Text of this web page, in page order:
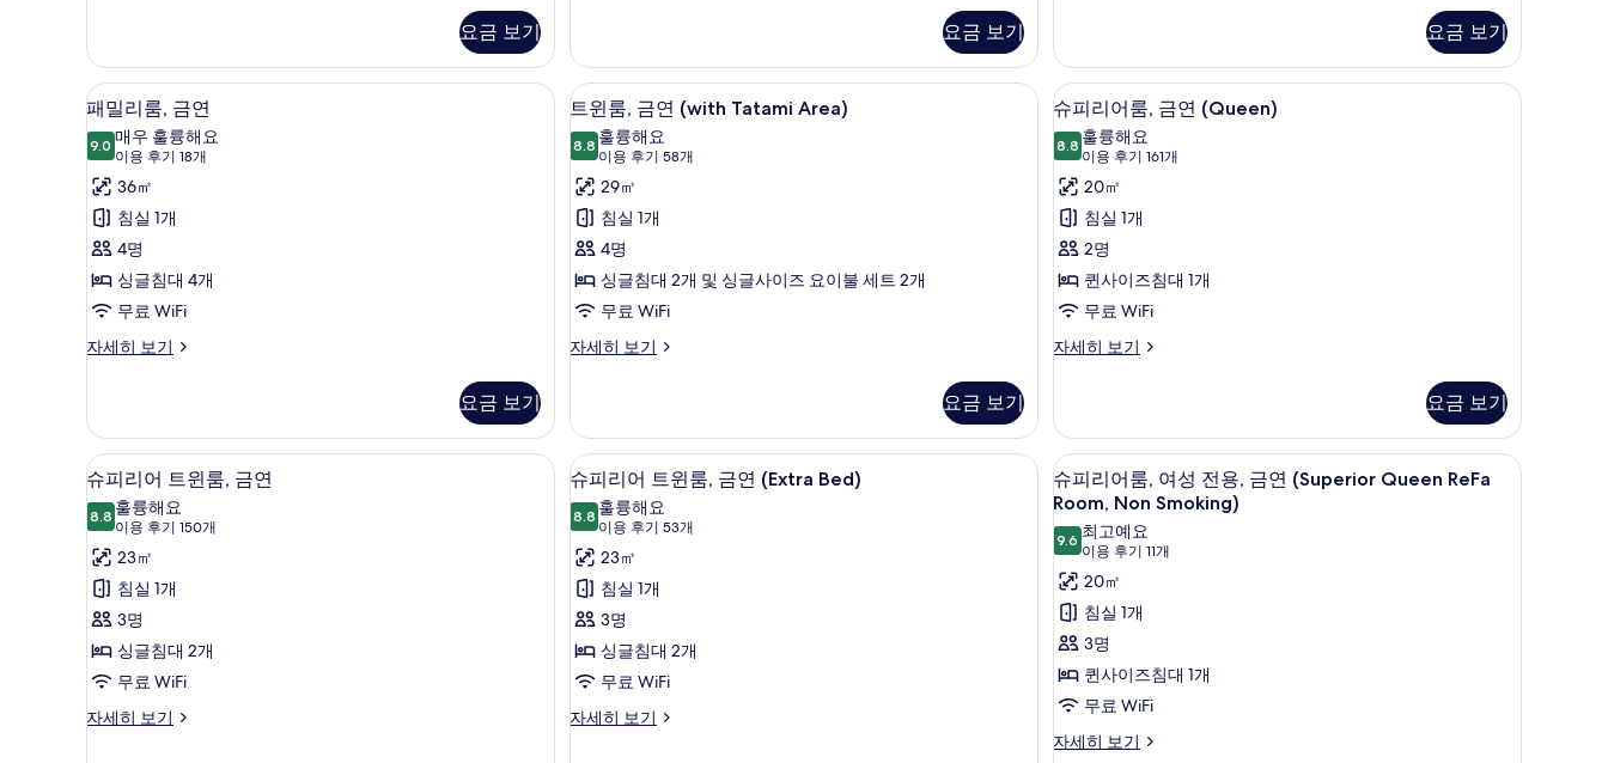
Queen)
자
세
히
보
요금 보기
두
보
기
룸,
금
연
(King)
자
히
보
기
요금 보기
진
모
두
보
기
트
리
플
룸,
금
자
세
히
보
기
요금 보기
패
밀
리
룸,
금
연
사
진
모
기
오리/거위털 이불, 객실 내 금고, 책상, 노트북 작업 공간
2
패밀리룸, 금연
9.09.0점 만점 중 10점
매우 훌륭해요
이용 후기 18개
(이
용
후
기
개)
36㎡
침실 1개
4명
싱글침대 4개
무료 WiFi
자세히 보기
패
금
연
자
세
히
기
요금 보기
트
윈
룸,
금
연
(with
Tatami
Area)
사
두
보
기
오리/거위털 이불, 객실 내 금고, 책상, 노트북 작업 공간
4
트윈룸, 금연 (with Tatami Area)
8.88.8점 만점 중 10점
훌륭해요
이용 후기 58개
(이
용
후
기
58
개)
29㎡
침실 1개
4명
싱글침대 2개 및 싱글사이즈 요이불 세트 2개
무료 WiFi
자세히 보기
트
연
(with
Tatami
Area)
자
히
보
기
요금 보기
슈
피
리
어
룸,
금
연
(Queen)
사
두
보
기
오리/거위털 이불, 객실 내 금고, 책상, 노트북
2
슈피리어룸, 금연 (Queen)
8.88.8점 만점 중 10점
훌륭해요
이용 후기 161개
(이
용
후
기
161
개)
20㎡
침실 1개
2명
퀸사이즈침대 1개
무료 WiFi
자세히 보기
슈
룸,
금
연
(Queen)
세
히
보
기
요금 보기
슈
피
리
어
트
윈
룸,
금
연
오리/거위털 이불, 객실 내 금고, 책상, 노트북 작업 공간
2
슈피리어 트윈룸, 금연
8.88.8점 만점 중 10점
훌륭해요
이용 후기 150개
(이
용
후
기
150
개)
23㎡
침실 1개
3명
싱글침대 2개
무료 WiFi
자세히 보기
슈
슈
피
리
어
트
윈
룸,
금
연
오리/거위털 이불, 객실 내 금고, 책상, 노트북 작업 공간
2
슈피리어 트윈룸, 금연 (Extra Bed)
8.88.8점 만점 중 10점
훌륭해요
이용 후기 53개
(이
용
후
기
53
개)
23㎡
침실 1개
3명
싱글침대 2개
무료 WiFi
자세히 보기
슈
슈
피
리
어
룸,
여
성
전
용,
금
오리/거위털 이불, 객실 내 금고, 책상, 노트북
3
슈피리어룸, 여성 전용, 금연 (Superior Queen ReFa
Room, Non Smoking)
9.69.6점 만점 중 10점
최고예요
이용 후기 11개
(이
용
후
기
개)
20㎡
침실 1개
3명
퀸사이즈침대 1개
무료 WiFi
자세히 보기
슈